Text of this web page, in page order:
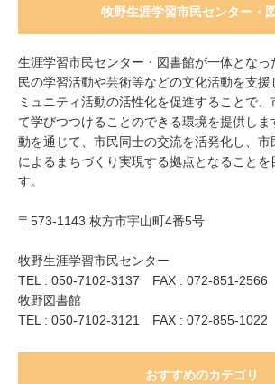
牧野生涯学習市民センター・
生涯学習市民センター・図書館が一体とな
民の学習活動や芸術等などの文化活動を支援
ミュニティ活動の活性化を促進することで、
て学びつつけることのできる環境を提供し
動を通じて、市民同士の交流を活発化し、市
によるまちづくり実現する拠点となること
す。
〒573-1143 枚方市宇山町4番5号
牧野生涯学習市民センター
TEL : 050-7102-3137 FAX : 072-851-2566
牧野図書館
TEL : 050-7102-3121 FAX : 072-855-1022
おすすめのカテゴリ